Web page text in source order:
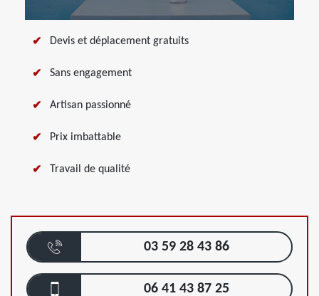
Devis et déplacement gratuits
Sans engagement
Artisan passionné
Prix imbattable
Travail de qualité
03 59 28 43 86
06 41 43 87 25